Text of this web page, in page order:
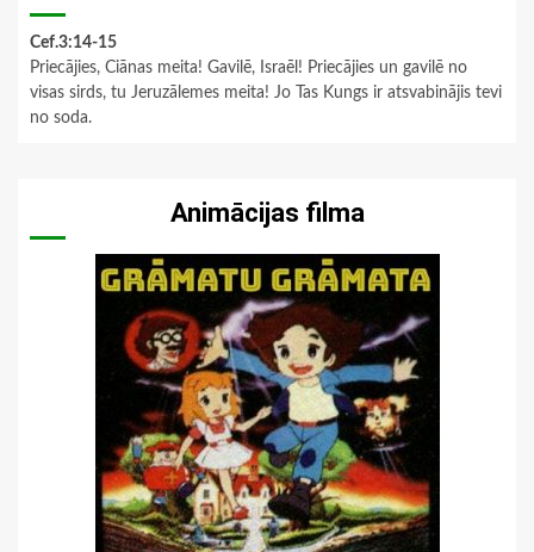
Cef.3:14-15
Priecājies, Ciānas meita! Gavilē, Israēl! Priecājies un gavilē no
visas sirds, tu Jeruzālemes meita! Jo Tas Kungs ir atsvabinājis tevi
no soda.
Animācijas filma